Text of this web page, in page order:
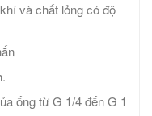
và chất lỏng có độ
ống từ G 1/4 đến G 1